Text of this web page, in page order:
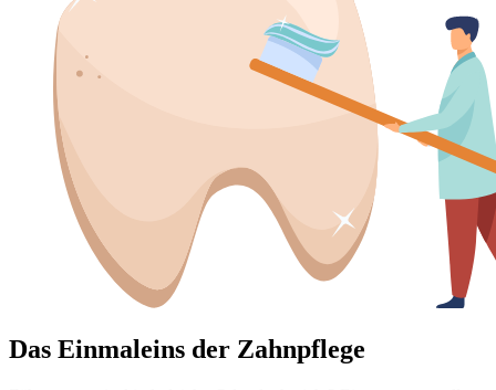
Das Einmaleins der Zahnpflege